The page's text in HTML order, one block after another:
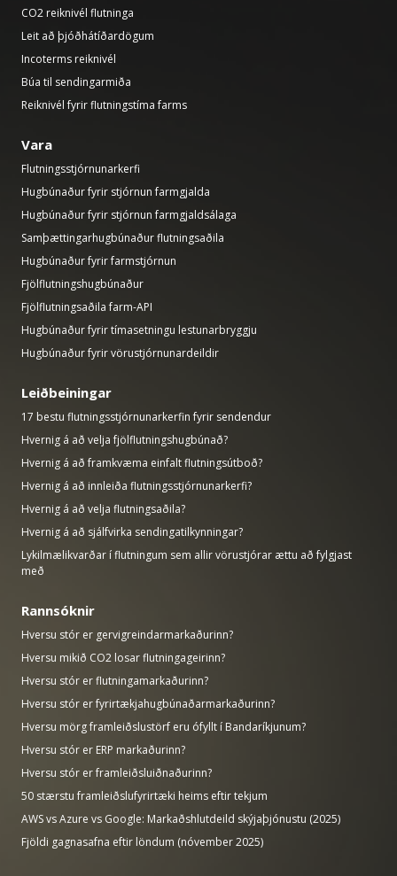
CO2 reiknivél flutninga
Leit að þjóðhátíðardögum
Incoterms reiknivél
Búa til sendingarmiða
Reiknivél fyrir flutningstíma farms
Vara
Flutningsstjórnunarkerfi
Hugbúnaður fyrir stjórnun farmgjalda
Hugbúnaður fyrir stjórnun farmgjaldsálaga
Samþættingarhugbúnaður flutningsaðila
Hugbúnaður fyrir farmstjórnun
Fjölflutningshugbúnaður
Fjölflutningsaðila farm-API
Hugbúnaður fyrir tímasetningu lestunarbryggju
Hugbúnaður fyrir vörustjórnunardeildir
Leiðbeiningar
17 bestu flutningsstjórnunarkerfin fyrir sendendur
Hvernig á að velja fjölflutningshugbúnað?
Hvernig á að framkvæma einfalt flutningsútboð?
Hvernig á að innleiða flutningsstjórnunarkerfi?
Hvernig á að velja flutningsaðila?
Hvernig á að sjálfvirka sendingatilkynningar?
Lykilmælikvarðar í flutningum sem allir vörustjórar ættu að fylgjast
með
Rannsóknir
Hversu stór er gervigreindarmarkaðurinn?
Hversu mikið CO2 losar flutningageirinn?
Hversu stór er flutningamarkaðurinn?
Hversu stór er fyrirtækjahugbúnaðarmarkaðurinn?
Hversu mörg framleiðslustörf eru ófyllt í Bandaríkjunum?
Hversu stór er ERP markaðurinn?
Hversu stór er framleiðsluiðnaðurinn?
50 stærstu framleiðslufyrirtæki heims eftir tekjum
AWS vs Azure vs Google: Markaðshlutdeild skýjaþjónustu (2025)
Fjöldi gagnasafna eftir löndum (nóvember 2025)